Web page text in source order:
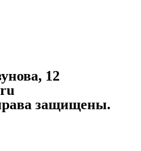
12
защищены.